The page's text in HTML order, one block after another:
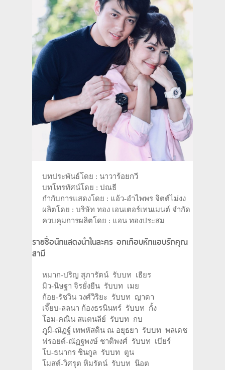
บทประพันธ์โดย : นาวาร้อยกวี
บทโทรทัศน์โดย : ปณธี
กำกับการแสดงโดย : แอ้ว-อำไพพร จิตต์ไม่งง
ผลิตโดย : บริษัท ทอง เอนเตอร์เทนเมนต์ จำกัด
ควบคุมการผลิตโดย : แอน ทองประสม
รายชื่อนักแสดงนำในละคร อกเกือบหักแอบรักคุณ
สามี
หมาก-ปริญ สุภารัตน์ รับบท เธียร
มิว-นิษฐา จิรยั่งยืน รับบท เมย
ก้อย-รัชวิน วงศ์วิริยะ รับบท ญาดา
เจี๊ยบ-ลลนา ก้องธรนินทร์ รับบท กั้ง
โอม-คณิน สแตนลีย์ รับบท กบ
ภูมิ-ณัฏฐ์ เทพหัสดิน ณ อยุธยา รับบท พลเดช
ฟรอยด์-ณัฏฐพงษ์ ชาติพงศ์ รับบท เบียร์
โบ-ธนากร ชินกูล รับบท ตูน
โมสต์-วิศรุต หิมรัตน์ รับบท น๊อต